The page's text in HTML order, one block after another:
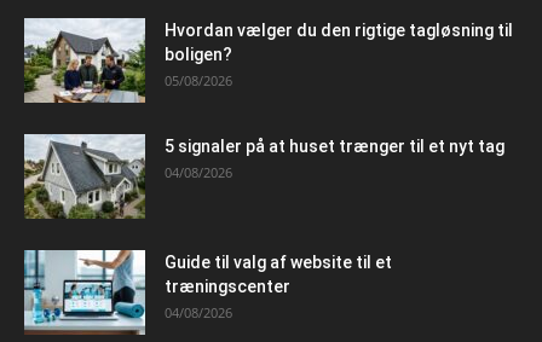
Hvordan vælger du den rigtige tagløsning til
boligen?
05/08/2026
5 signaler på at huset trænger til et nyt tag
04/08/2026
Guide til valg af website til et
træningscenter
04/08/2026